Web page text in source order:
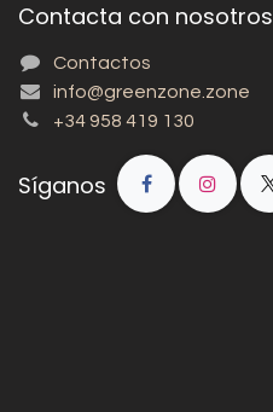
Contacta con nosotros
Contactos
info@greenzone.zone
+34 958 419 130
Síganos